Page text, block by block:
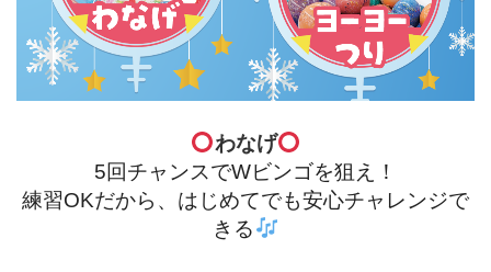
わなげ
5回チャンスでWビンゴを狙え！
練習OKだから、はじめてでも安心チャレンジで
きる